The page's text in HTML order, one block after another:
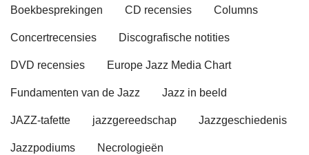
Boekbesprekingen CD recensies Columns
Concertrecensies Discografische notities
DVD recensies Europe Jazz Media Chart
Fundamenten van de Jazz Jazz in beeld
JAZZ-tafette jazzgereedschap Jazzgeschiedenis
Jazzpodiums Necrologieën